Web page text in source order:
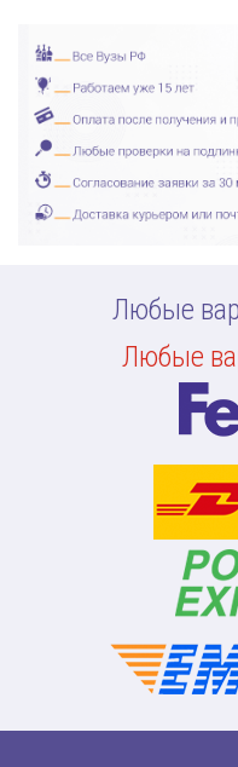
Любые
Любые